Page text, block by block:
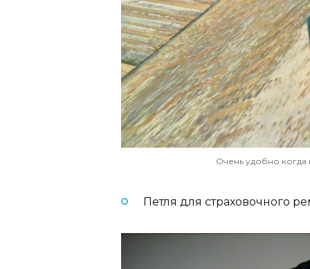
Очень удобно когда
Петля для страховочного